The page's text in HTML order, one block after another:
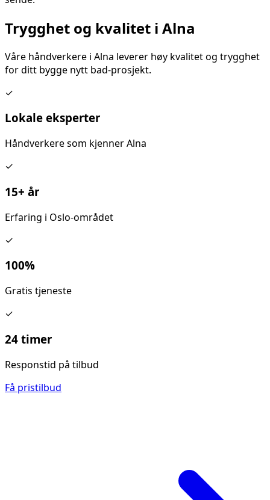
Trygghet og kvalitet i Alna
Våre håndverkere i Alna leverer høy kvalitet og trygghet
for ditt bygge nytt bad-prosjekt.
✓
Lokale eksperter
Håndverkere som kjennerAlna
✓
15+ år
Erfaring i Oslo-området
✓
100%
Gratis tjeneste
✓
24 timer
Responstid på tilbud
Få pristilbud